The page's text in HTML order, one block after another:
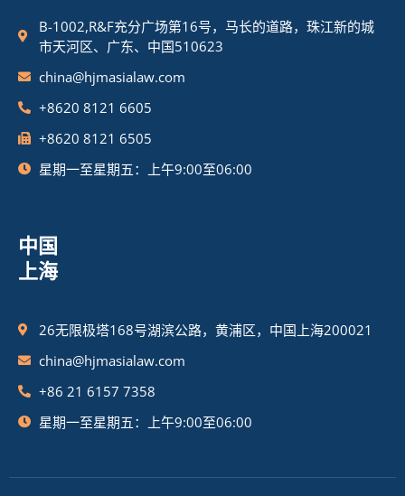
B-1002,R&F充分广场第16号，马长的道路，珠江新的城
市天河区、广东、中国510623
china@hjmasialaw.com
+8620 8121 6605
+8620 8121 6505
星期一至星期五：上午9:00至06:00
中国
上海
26无限极塔168号湖滨公路，黄浦区，中国上海200021
china@hjmasialaw.com
+86 21 6157 7358
星期一至星期五：上午9:00至06:00